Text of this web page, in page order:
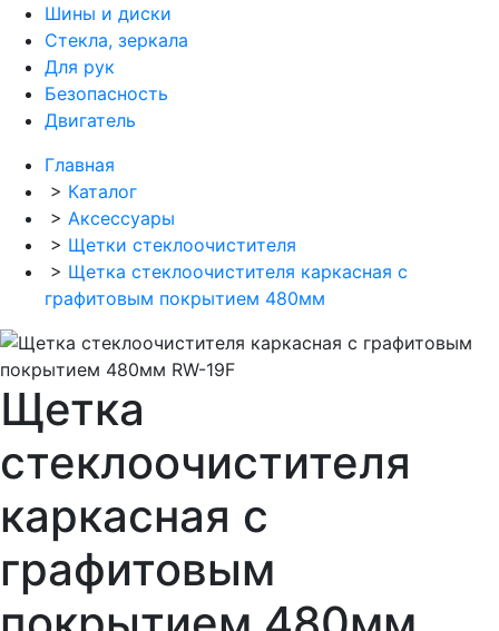
Шины и диски
Стекла, зеркала
Для рук
Безопасность
Двигатель
Главная
> Каталог
> Аксессуары
> Щетки стеклоочистителя
> Щетка стеклоочистителя каркасная с
графитовым покрытием 480мм
Щетка
стеклоочистителя
каркасная с
графитовым